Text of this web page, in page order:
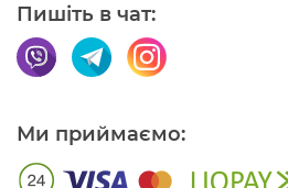
Пишіть в чат:
Ми приймаємо: